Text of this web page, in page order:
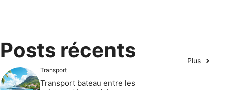
Posts récents Plus
Transport
Transport bateau entre les